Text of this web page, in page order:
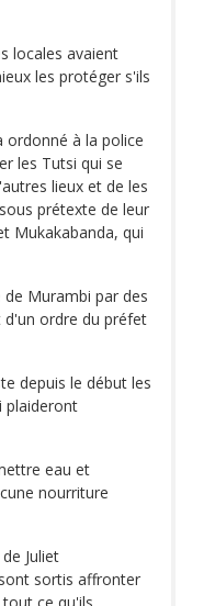
locales avaient
les protéger s'ils
ordonné à la police
les Tutsi qui se
lieux et de les
prétexte de leur
Mukakabanda, qui
Murambi par des
d'un ordre du préfet
depuis le début les
plaideront
eau et
nourriture
Juliet
sortis affronter